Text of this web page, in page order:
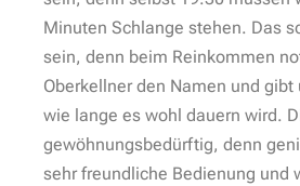
Minuten Schlange stehen. Das
sein, denn beim Reinkommen
Oberkellner den Namen und
wie lange es wohl dauern wird.
gewöhnungsbedürftig, denn
sehr freundliche Bedienung und